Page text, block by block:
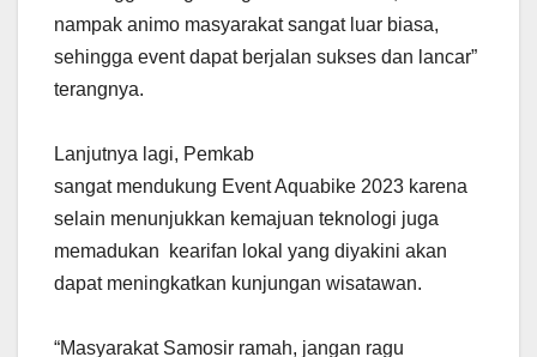
nampak animo masyarakat sangat luar biasa,
sehingga event dapat berjalan sukses dan lancar”
terangnya.
Lanjutnya lagi, Pemkab
sangat mendukung Event Aquabike 2023 karena
selain menunjukkan kemajuan teknologi juga
memadukan kearifan lokal yang diyakini akan
dapat meningkatkan kunjungan wisatawan.
“Masyarakat Samosir ramah, jangan ragu